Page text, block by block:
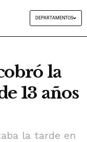
DEPARTAMENTOS
la
13 años
la tarde en